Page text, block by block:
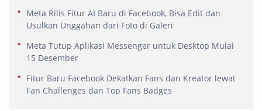
Meta Rilis Fitur AI Baru di Facebook, Bisa Edit dan
Usulkan Unggahan dari Foto di Galeri
Meta Tutup Aplikasi Messenger untuk Desktop Mulai
15 Desember
Fitur Baru Facebook Dekatkan Fans dan Kreator lewat
Fan Challenges dan Top Fans Badges